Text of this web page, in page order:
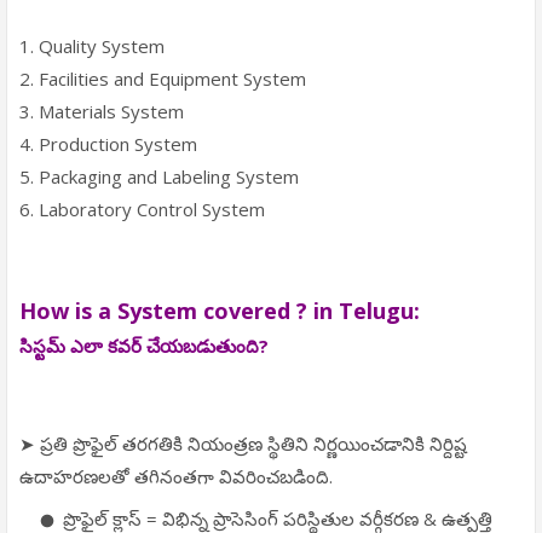
1. Quality System
2. Facilities and Equipment System
3. Materials System
4. Production System
5. Packaging and Labeling System
6. Laboratory Control System
How is a System covered ? in Telugu:
సిస్టమ్ ఎలా కవర్ చేయబడుతుంది?
➤ ప్రతి ప్రొఫైల్ తరగతికి నియంత్రణ స్థితిని నిర్ణయించడానికి నిర్దిష్ట
ఉదాహరణలతో తగినంతగా వివరించబడింది.
ప్రొఫైల్ క్లాస్ = విభిన్న ప్రాసెసింగ్ పరిస్థితుల వర్గీకరణ & ఉత్పత్తి